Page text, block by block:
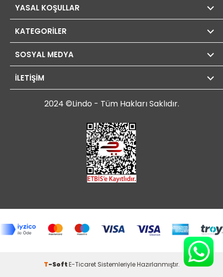
YASAL KOŞULLAR
KATEGORİLER
SOSYAL MEDYA
İLETİŞİM
2024 ©Lindo - Tüm Hakları Saklıdır.
T-SoftE-TicaretSistemleriyle Hazırlanmıştır.